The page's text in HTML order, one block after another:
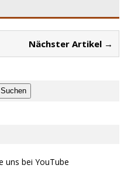
Nächster Artikel →
Suchen